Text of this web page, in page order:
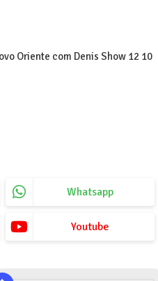
Oriente com Denis Show 12 10
Whatsapp
Youtube